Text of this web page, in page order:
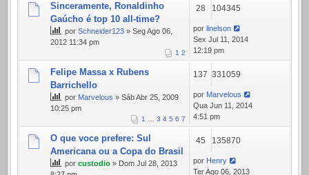
Sinceramente, Ronaldinho
Gaúcho é top 10 all-time?
por Schneider123 » Seg Ago 06,
2012 11:34 pm
1 2
28 104345
por linelson
Sex Jul 11, 2014
12:19 pm
Felipe Massa x Rubens
Barrichello
por Marvelous » Sáb Abr 25, 2009
10:25 pm
1 … 3 4 5 6 7
137 331059
por Marvelous
Qua Jun 11, 2014
4:51 pm
O que voce prefere: Sul
Americana ou a Copa do Brasil
por custodio » Dom Jul 28, 2013
45 135870
por Henry
Ter Ago 06, 2013